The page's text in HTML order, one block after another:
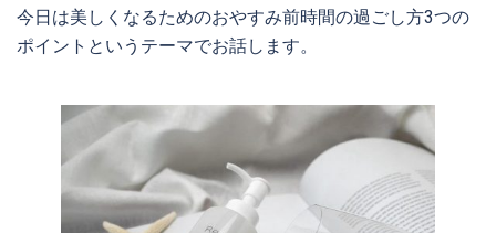
今日は美しくなるためのおやすみ前時間の過ごし方3つの
ポイントというテーマでお話します。